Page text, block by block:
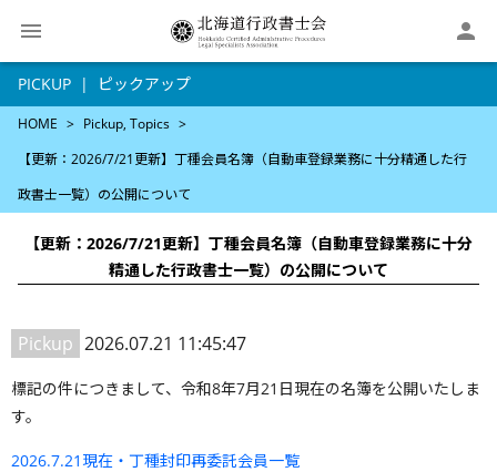

PICKUP ピックアップ
HOME Pickup Topics
【更新：2026/7/21更新】丁種会員名簿（自動車登録業務に十分精通した行
政書士一覧）の公開について
【更新：2026/7/21更新】丁種会員名簿（自動車登録業務に十分
精通した行政書士一覧）の公開について
Pickup 2026.07.21 11:45:47
標記の件につきまして、令和8年7月21日現在の名簿を公開いたしま
す。
2026.7.21現在・丁種封印再委託会員一覧